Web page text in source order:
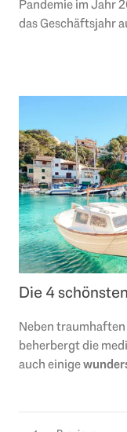
Pandemie im Jahr
das Geschäftsjahr
Die 4
Neben
beherbergt die
auch einige